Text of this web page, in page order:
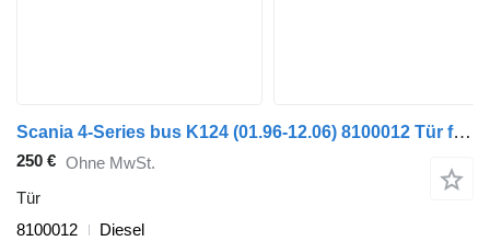
Scania 4-Series bus K124 (01.96-12.06) 8100012 Tür für Scania 4-series bus (1995-2006)
250 € Ohne MwSt.
Tür
8100012
Diesel